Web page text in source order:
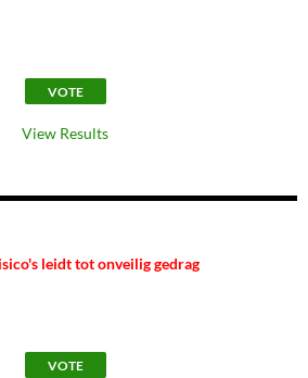
View Results
leidt tot onveilig gedrag